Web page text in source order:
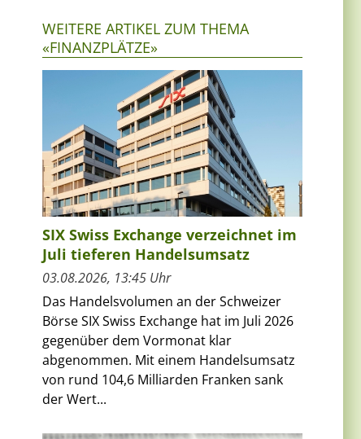
WEITERE ARTIKEL ZUM THEMA
«FINANZPLÄTZE»
SIX Swiss Exchange verzeichnet im
Juli tieferen Handelsumsatz
03.08.2026, 13:45 Uhr
Das Handelsvolumen an der Schweizer
Börse SIX Swiss Exchange hat im Juli 2026
gegenüber dem Vormonat klar
abgenommen. Mit einem Handelsumsatz
von rund 104,6 Milliarden Franken sank
der Wert...